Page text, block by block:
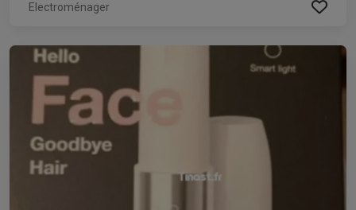
Electroménager